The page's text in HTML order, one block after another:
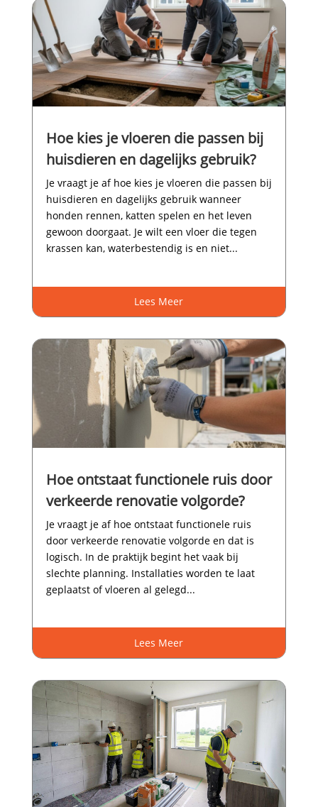
Hoe kies je vloeren die passen bij
huisdieren en dagelijks gebruik?
Je vraagt je af hoe kies je vloeren die passen bij
huisdieren en dagelijks gebruik wanneer
honden rennen, katten spelen en het leven
gewoon doorgaat.​ Je wilt een vloer die tegen
krassen kan, waterbestendig is en niet...
Lees Meer
Hoe ontstaat functionele ruis door
verkeerde renovatie volgorde?
Je vraagt je af hoe ontstaat functionele ruis
door verkeerde renovatie volgorde en dat is
logisch.​ In de praktijk begint het vaak bij
slechte planning.​ Installaties worden te laat
geplaatst of vloeren al gelegd...
Lees Meer